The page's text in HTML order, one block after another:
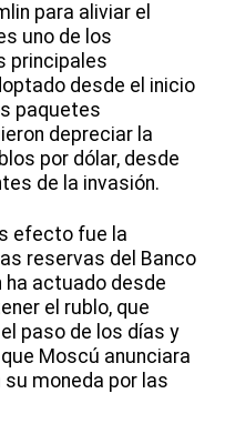
para aliviar el
uno de los
principales
desde el inicio
paquetes
depreciar la
por dólar, desde
de la invasión.
efecto fue la
reservas del Banco
ha actuado desde
el rublo, que
paso de los días y
Moscú anunciara
moneda por las